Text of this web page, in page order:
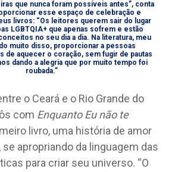
que nunca foram possíveis antes”, conta
esse espaço de celebração e
livros: “Os leitores querem sair do lugar
LGBTQIA+ que apenas sofrem e estão
no seu dia a dia. Na literatura, meu
muito disso, proporcionar a pessoas
de aquecer o coração, sem fugir de pautas
dando a alegria que por muito tempo foi
roubada.”
o Ceará e o Rio Grande do
com Enquanto Eu não te
livro, uma história de amor
apropriando da linguagem das
para criar seu universo. “O